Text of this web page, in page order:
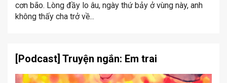
cơn bão. Lòng đầy lo âu, ngày thứ bảy ở vùng này, anh
không thấy cha trở về...
[Podcast] Truyện ngắn: Em trai